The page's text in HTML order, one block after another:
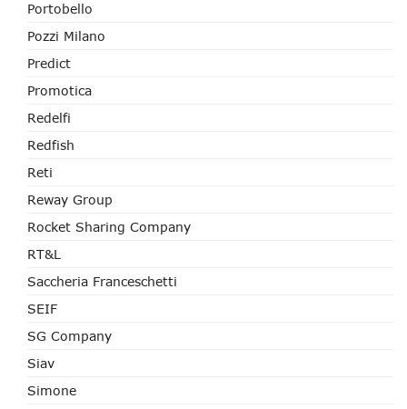
Portobello
Pozzi Milano
Predict
Promotica
Redelfi
Redfish
Reti
Reway Group
Rocket Sharing Company
RT&L
Saccheria Franceschetti
SEIF
SG Company
Siav
Simone